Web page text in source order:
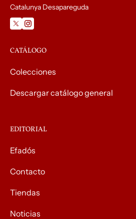
Catalunya Desapareguda
CATÁLOGO
Colecciones
Descargar catálogo general
EDITORIAL
Efadós
Contacto
Tiendas
Noticias